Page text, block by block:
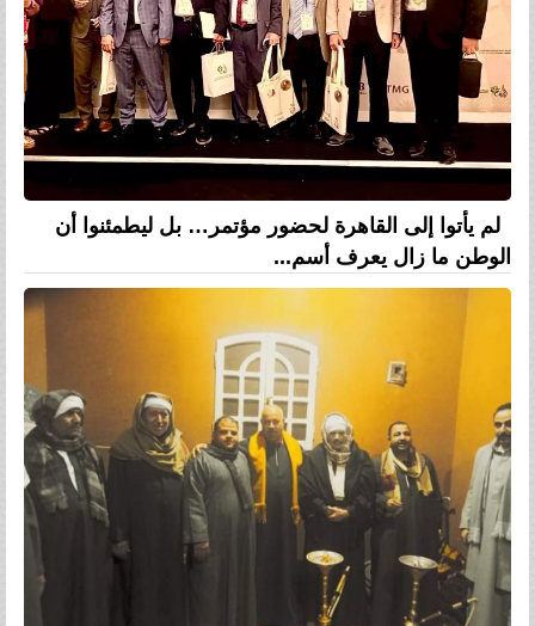
لم يأتوا إلى القاهرة لحضور مؤتمر… بل ليطمئنوا أن
الوطن ما زال يعرف أسم...